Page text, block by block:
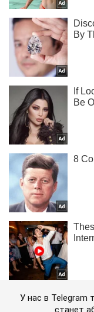
У нас в Telegram
станет